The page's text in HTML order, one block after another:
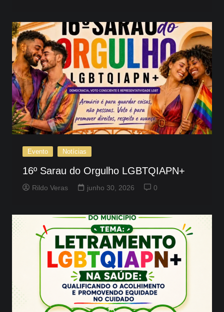
Evento Notícias
16º Sarau do Orgulho LGBTQIAPN+
Rildo Veras junho 30, 2026 0